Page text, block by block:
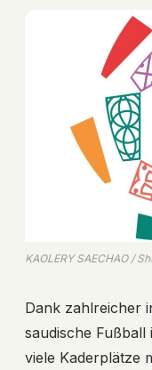
KAOLERY SAECHAO /
Dank zahlreicher
saudische
viele Kaderplätze